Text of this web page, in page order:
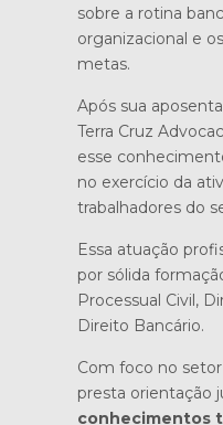
sobre a rotina
organizacional e
metas.
Após sua
Terra Cruz
esse
no exercício da
trabalhadores do
Essa atuação
por sólida
Processual Civil,
Direito Bancário.
Com foco no
presta orientação
conhecimentos